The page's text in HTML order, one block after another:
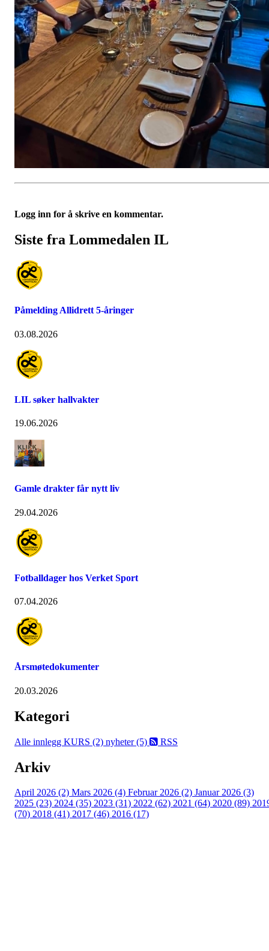
Logg inn for å skrive en kommentar.
Siste fra Lommedalen IL
Påmelding Allidrett 5-åringer
03.08.2026
LIL søker hallvakter
19.06.2026
Gamle drakter får nytt liv
29.04.2026
Fotballdager hos Verket Sport
07.04.2026
Årsmøtedokumenter
20.03.2026
Kategori
Alle innlegg KURS (2) nyheter (5) RSS
Arkiv
April 2026 (2) Mars 2026 (4) Februar 2026 (2) Januar 2026 (3)
2025 (23) 2024 (35) 2023 (31) 2022 (62) 2021 (64) 2020 (89)
(70) 2018 (41) 2017 (46) 2016 (17)